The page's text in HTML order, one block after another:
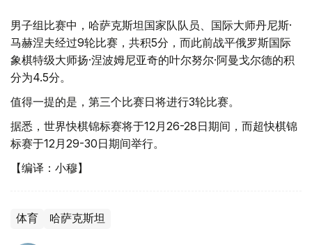
男子组比赛中，哈萨克斯坦国家队队员、国际大师丹尼斯·
马赫涅夫经过9轮比赛，共积5分，而此前战平俄罗斯国际
象棋特级大师扬·涅波姆尼亚奇的叶尔努尔·阿曼戈尔德的积
分为4.5分。
值得一提的是，第三个比赛日将进行3轮比赛。
据悉，世界快棋锦标赛将于12月26-28日期间，而超快棋锦
标赛于12月29-30日期间举行。
【编译：小穆】
体育 哈萨克斯坦